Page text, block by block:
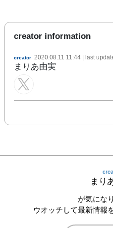
creator information
creator 2020.08.11 11:44 | last
まりあ由実
まり
が気にな
ウオッチして最新情報